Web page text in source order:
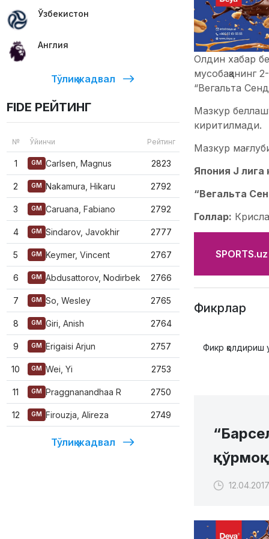
Ўзбекистон
Англия
Тўлиқ жадвал
FIDE РЕЙТИНГ
№ Ўйинчи Рейтинг
1 GM Carlsen, Magnus 2823
2 GM Nakamura, Hikaru 2792
3 GM Caruana, Fabiano 2792
4 GM Sindarov, Javokhir 2777
5 GM Keymer, Vincent 2767
6 GM Abdusattorov, Nodirbek 2766
7 GM So, Wesley 2765
8 GM Giri, Anish 2764
9 GM Erigaisi Arjun 2757
10 GM Wei, Yi 2753
11 GM Praggnanandhaa R 2750
12 GM Firouzja, Alireza 2749
Тўлиқ жадвал
Олдин хабар
мусобақанинг
“Вегальта
Мазкур
киритилмади.
Мазкур
Япония J лига
“Вегальта
Голлар:
Фикрлар
Фикр қолдириш